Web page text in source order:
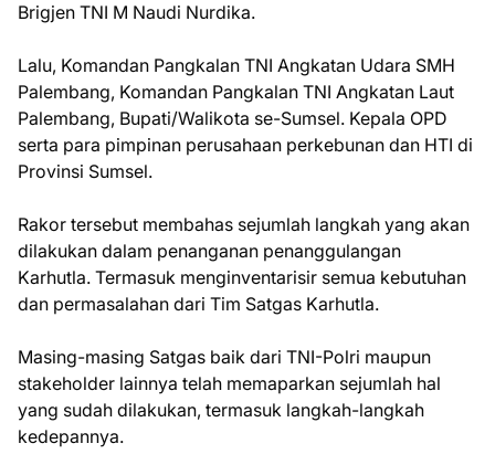
Brigjen TNI M Naudi Nurdika.
Lalu, Komandan Pangkalan TNI Angkatan Udara SMH
Palembang, Komandan Pangkalan TNI Angkatan Laut
Palembang, Bupati/Walikota se-Sumsel. Kepala OPD
serta para pimpinan perusahaan perkebunan dan HTI di
Provinsi Sumsel.
Rakor tersebut membahas sejumlah langkah yang akan
dilakukan dalam penanganan penanggulangan
Karhutla. Termasuk menginventarisir semua kebutuhan
dan permasalahan dari Tim Satgas Karhutla.
Masing-masing Satgas baik dari TNI-Polri maupun
stakeholder lainnya telah memaparkan sejumlah hal
yang sudah dilakukan, termasuk langkah-langkah
kedepannya.